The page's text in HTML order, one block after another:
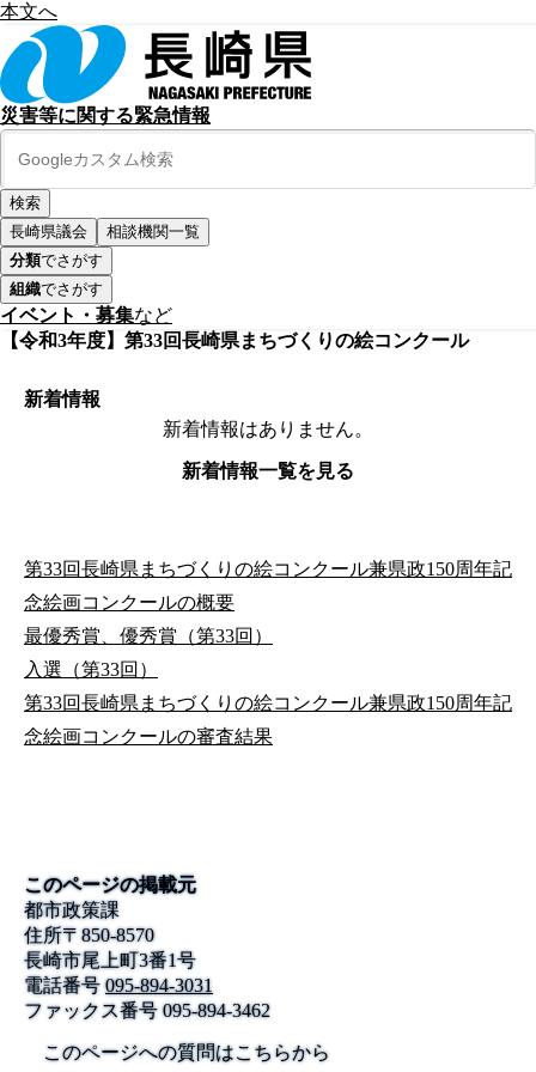
本文へ
災害等に関する緊急情報
長崎県議会
相談機関一覧
分類でさがす
組織でさがす
イベント・募集など
【令和3年度】第33回長崎県まちづくりの絵コンクール
新着情報
新着情報はありません。
新着情報一覧を見る
第33回長崎県まちづくりの絵コンクール兼県政150周年記
念絵画コンクールの概要
最優秀賞、優秀賞（第33回）
入選（第33回）
第33回長崎県まちづくりの絵コンクール兼県政150周年記
念絵画コンクールの審査結果
このページの掲載元
都市政策課
住所〒850-8570
長崎市尾上町3番1号
電話番号 095-894-3031
ファックス番号095-894-3462
このページへの質問はこちらから